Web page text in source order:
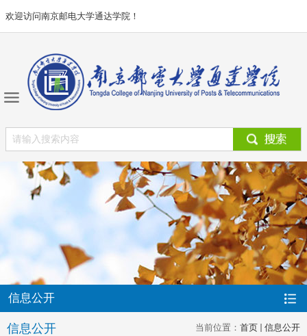
欢迎访问南京邮电大学通达学院！
信息公开
当前位置： 首页 信息公开
信息公开